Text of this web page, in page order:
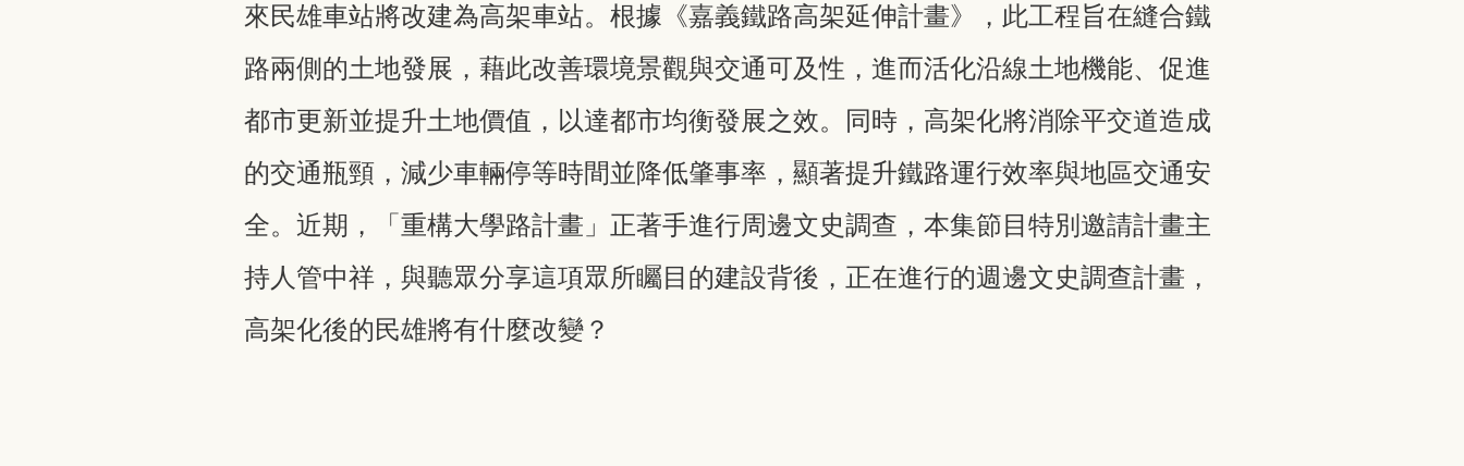
來民雄車站將改建為高架車站。根據《嘉義鐵路高架延伸計畫》，此工程旨在縫合鐵
路兩側的土地發展，藉此改善環境景觀與交通可及性，進而活化沿線土地機能、促進
都市更新並提升土地價值，以達都市均衡發展之效。同時，高架化將消除平交道造成
的交通瓶頸，減少車輛停等時間並降低肇事率，顯著提升鐵路運行效率與地區交通安
全。近期，「重構大學路計畫」正著手進行周邊文史調查，本集節目特別邀請計畫主
持人管中祥，與聽眾分享這項眾所矚目的建設背後，正在進行的週邊文史調查計畫，
高架化後的民雄將有什麼改變？